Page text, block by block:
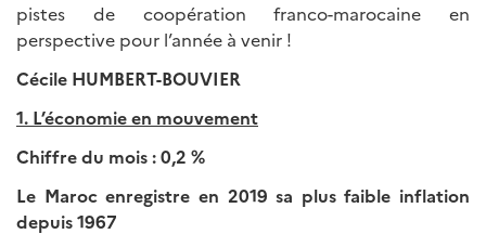
pistes de coopération franco-marocaine en
perspective pour l’année à venir !
Cécile HUMBERT-BOUVIER
1. L’économie en mouvement
Chiffre du mois: 0,2 %
Le Maroc enregistre en 2019 sa plus faible inflation
depuis 1967